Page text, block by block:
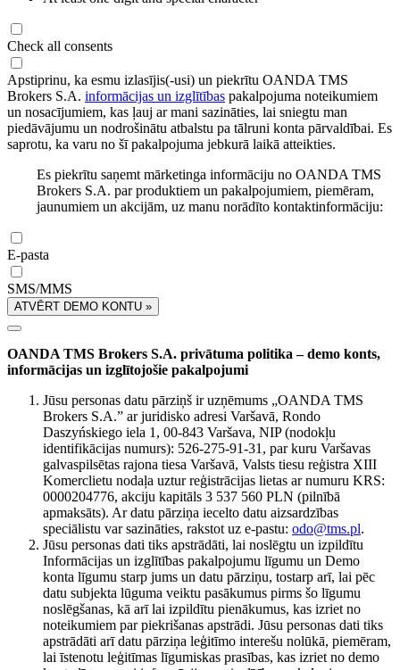
Check all consents
Apstiprinu, ka esmu izlasījis(-usi) un piekrītu OANDA TMS
Brokers S.A. informācijas un izglītības pakalpojuma noteikumiem
un nosacījumiem, kas ļauj ar mani sazināties, lai sniegtu man
piedāvājumu un nodrošinātu atbalstu pa tālruni konta pārvaldībai. Es
saprotu, ka varu no šī pakalpojuma jebkurā laikā atteikties.
Es piekrītu saņemt mārketinga informāciju no OANDA TMS
Brokers S.A. par produktiem un pakalpojumiem, piemēram,
jaunumiem un akcijām, uz manu norādīto kontaktinformāciju:
E-pasta
SMS/MMS
ATVĒRT DEMO KONTU »
OANDA TMS Brokers S.A. privātuma politika – demo konts,
informācijas un izglītojošie pakalpojumi
Jūsu personas datu pārziņš ir uzņēmums „OANDA TMS
Brokers S.A.” ar juridisko adresi Varšavā, Rondo
Daszyńskiego iela 1, 00-843 Varšava, NIP (nodokļu
identifikācijas numurs): 526-275-91-31, par kuru Varšavas
galvaspilsētas rajona tiesa Varšavā, Valsts tiesu reģistra XIII
Komerclietu nodaļa uztur reģistrācijas lietas ar numuru KRS:
0000204776, akciju kapitāls 3 537 560 PLN (pilnībā
apmaksāts). Ar datu pārziņa iecelto datu aizsardzības
speciālistu var sazināties, rakstot uz e-pastu: odo@tms.pl.
Jūsu personas dati tiks apstrādāti, lai noslēgtu un izpildītu
Informācijas un izglītības pakalpojumu līgumu un Demo
konta līgumu starp jums un datu pārziņu, tostarp arī, lai pēc
datu subjekta lūguma veiktu pasākumus pirms šo līgumu
noslēgšanas, kā arī lai izpildītu pienākumus, kas izriet no
noteikumiem par piekrišanas apstrādi. Jūsu personas dati tiks
apstrādāti arī datu pārziņa leģitīmo interešu nolūkā, piemēram,
lai īstenotu leģitīmas līgumiskas prasības, kas izriet no demo